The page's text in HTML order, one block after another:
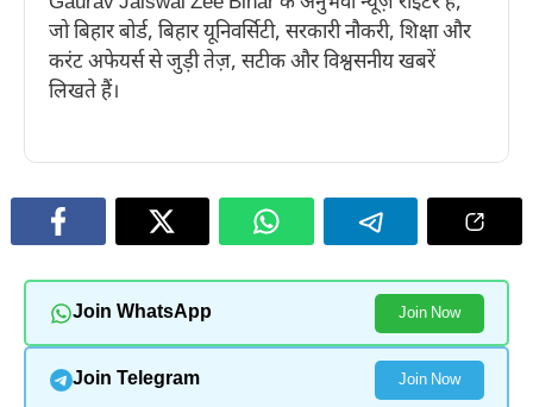
जो बिहार बोर्ड, बिहार यूनिवर्सिटी, सरकारी नौकरी, शिक्षा और
करंट अफेयर्स से जुड़ी तेज़, सटीक और विश्वसनीय खबरें
लिखते हैं।
Join WhatsApp Join Now
Join Telegram Join Now